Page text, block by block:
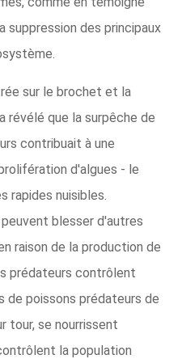
des principaux
sur le brochet et la
révélé que la surpêche de
contribuait à une
d'algues - le
rapides nuisibles.
blesser d'autres
raison de la production de
prédateurs contrôlent
de poissons prédateurs de
tour, se nourrissent
la population